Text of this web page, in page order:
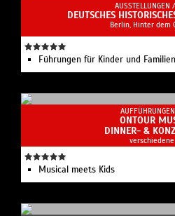
AUSSTELLUNGEN /
DEUTSCHES
Berlin, Hinter dem
Führungen für Kinder und Familien
ONTOUR
DINNER- &
Musical meets Kids